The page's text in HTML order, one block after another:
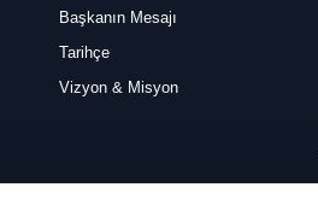
Başkanın Mesajı
Tarihçe
Vizyon & Misyon